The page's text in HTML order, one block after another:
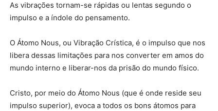
As vibrações tornam-se rápidas ou lentas segundo o
impulso e a índole do pensamento.
O Átomo Nous, ou Vibração Crística, é o impulso que nos
libera dessas limitações para nos converter em amos do
mundo interno e liberar-nos da prisão do mundo físico.
Cristo, por meio do Átomo Nous (que é onde reside seu
impulso superior), evoca a todos os bons átomos para